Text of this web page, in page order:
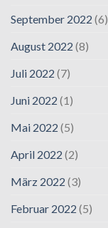
September 2022 (6)
August 2022 (8)
Juli 2022 (7)
Juni 2022 (1)
Mai 2022 (5)
April 2022 (2)
März 2022 (3)
Februar 2022 (5)